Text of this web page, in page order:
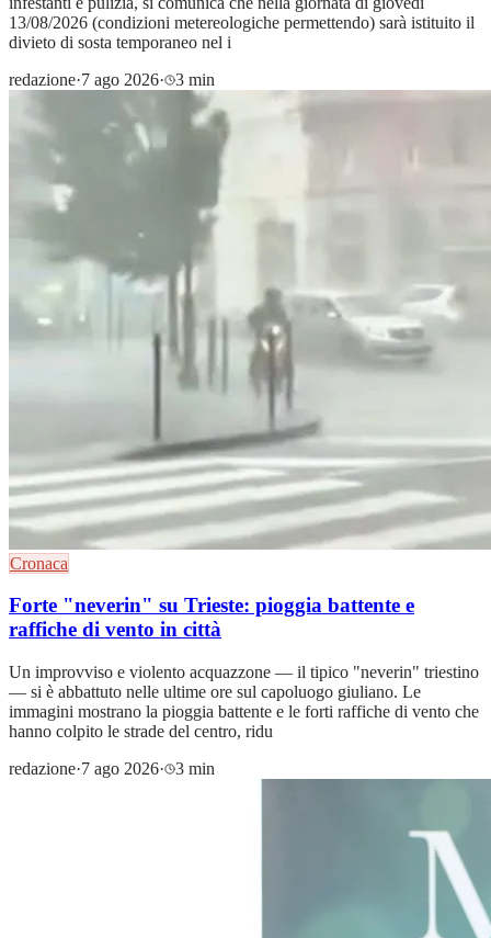
13/08/2026 (condizioni metereologiche permettendo) sarà istituito il
divieto di sosta temporaneo nel i
redazione·7 ago 2026· 3 min
Cronaca
Forte "neverin" su Trieste: pioggia battente e
raffiche di vento in città
Un improvviso e violento acquazzone — il tipico "neverin" triestino
— si è abbattuto nelle ultime ore sul capoluogo giuliano. Le
immagini mostrano la pioggia battente e le forti raffiche di vento che
hanno colpito le strade del centro, ridu
redazione·7 ago 2026· 3 min